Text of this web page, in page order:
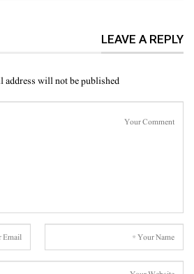
LEAVE A REPLY
address will not be published.